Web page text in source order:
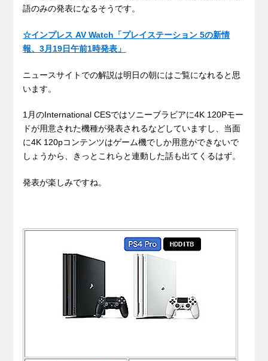
語のみの発表になるそうです。
☆インプレス AV Watch「プレイステーション 5の新情
報、3月19日午前1時発表」
ニュースサイトでの解説は明日の朝にはご覧になれると思
います。
1月のInternational CESではソニーブラビアに4K 120Pモー
ドが用意された機種が発表されるなどしていますし、当面
に4K 120pコンテンツはゲーム機でしか用意ができないで
しょうから、きっとこれらと連動した話も出てくるはず。
発表が楽しみですね。